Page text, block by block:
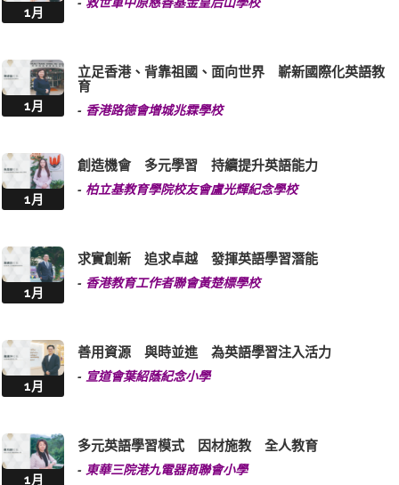
1月
1月
立足香港、背靠祖國、面向世界 嶄新國際化英語教
育
- 香港路德會增城兆霖學校
1月
創造機會 多元學習 持續提升英語能力
- 柏立基教育學院校友會盧光輝紀念學校
1月
求實創新 追求卓越 發揮英語學習潛能
- 香港教育工作者聯會黃楚標學校
1月
善用資源 與時並進 為英語學習注入活力
- 宣道會葉紹蔭紀念小學
1月
多元英語學習模式 因材施教 全人教育
- 東華三院港九電器商聯會小學